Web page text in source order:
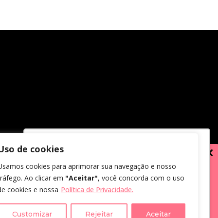
receber comunicações.
dados, eu concordo com a
Utilizamos cookies para oferecer melhor
experiência, melhorar o desempenho,
analisar como você interage em nosso
site e personalizar conteúdo.
de cookies
cookies para aprimorar sua navegação e nosso
Ao clicar em "Aceitar", você concorda com o uso
cookies e nossa Política de Privacidade.
Customizar Rejeitar Aceitar